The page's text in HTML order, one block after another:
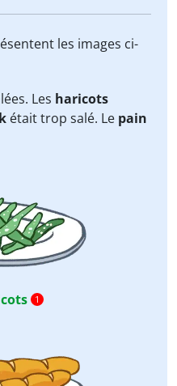
les images ci-
Les haricots
était trop salé. Le pain
1